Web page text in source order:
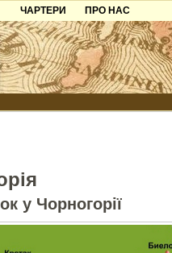
ЧАРТЕРИ
ПРО НАС
Контакти
Партнерам
Додати готель
у Чорногорії